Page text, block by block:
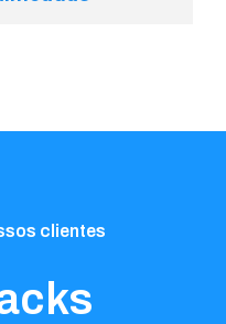
clientes